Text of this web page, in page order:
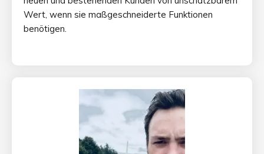
Wert, wenn sie maßgeschneiderte Funktionen
benötigen.